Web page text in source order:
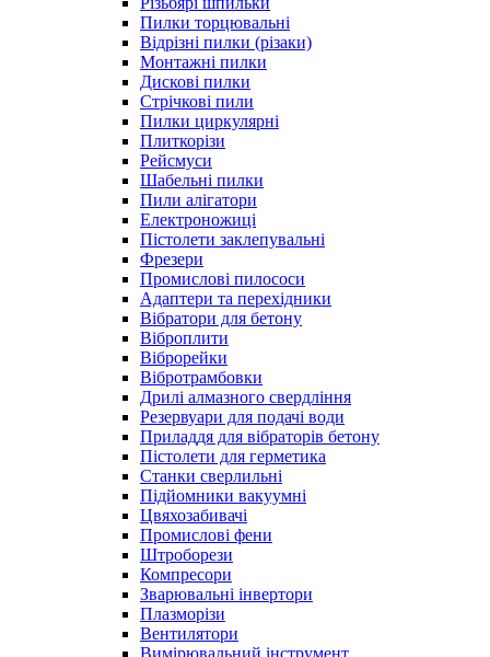
Пилки торцювальні
Відрізні пилки (різаки)
Монтажні пилки
Дискові пилки
Стрічкові пили
Пилки циркулярні
Плиткорізи
Рейсмуси
Шабельні пилки
Пили алігатори
Електроножиці
Пістолети заклепувальні
Фрезери
Промислові пилососи
Адаптери та перехідники
Вібратори для бетону
Віброплити
Віброрейки
Вібротрамбовки
Дрилі алмазного свердління
Резервуари для подачі води
Приладдя для вібраторів бетону
Пістолети для герметика
Станки сверлильні
Підйомники вакуумні
Цвяхозабивачі
Промислові фени
Штроборези
Компресори
Зварювальні інвертори
Плазморізи
Вентилятори
Вимірювальний інструмент